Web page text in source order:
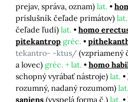
prejav, správa, oznam) lat.
príslušník čeľade primátov) lat.
čeľade ľudí) lat. homo
pitekantrop gréc.
tekantro- -ktus/ (vzpriamený
a lovec) gréc. + lat. homo
schopný vyrábať nástroje) lat.
rozumný, nadaný rozumom) lat.
sapiens (vyspelá forma č.) lat.